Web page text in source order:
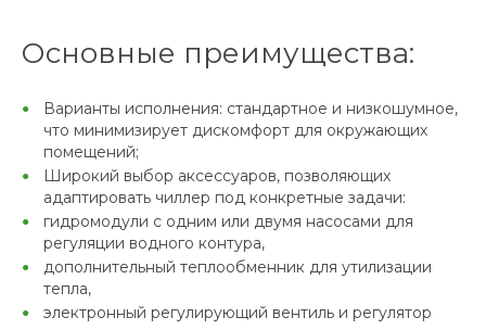
Основные преимущества:
Варианты исполнения: стандартное и низкошумное,
что минимизирует дискомфорт для окружающих
помещений;
Широкий выбор аксессуаров, позволяющих
адаптировать чиллер под конкретные задачи:
гидромодули с одним или двумя насосами для
регуляции водного контура,
дополнительный теплообменник для утилизации
тепла,
электронный регулирующий вентиль и регулятор